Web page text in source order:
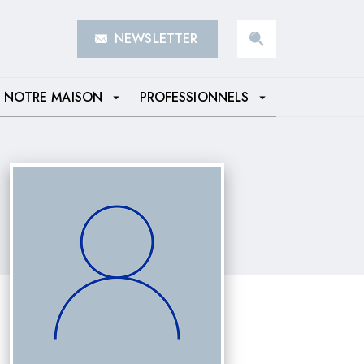
NEWSLETTER
NOTRE MAISON arrow_drop_down PROFESSIONNELS arrow_drop_down